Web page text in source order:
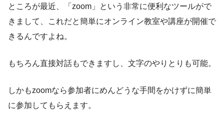
ところが最近、「zoom」という非常に便利なツールがで
きまして、これだと簡単にオンライン教室や講座が開催で
きるんですよね。
もちろん直接対話もできますし、文字のやりとりも可能。
しかもzoomなら参加者にめんどうな手間をかけずに簡単
に参加してもらえます。